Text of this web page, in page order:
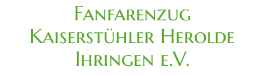
Fanfarenzug
Kaiserstühler Herolde
Ihringen e.V.